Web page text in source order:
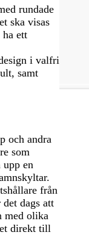
rundade
ska visas
ett
i valfri
samt
och andra
som
en
från
dags att
med olika
direkt till